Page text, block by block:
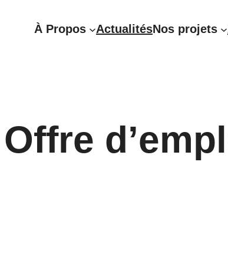
À Propos ActualitésNos projets
Offre